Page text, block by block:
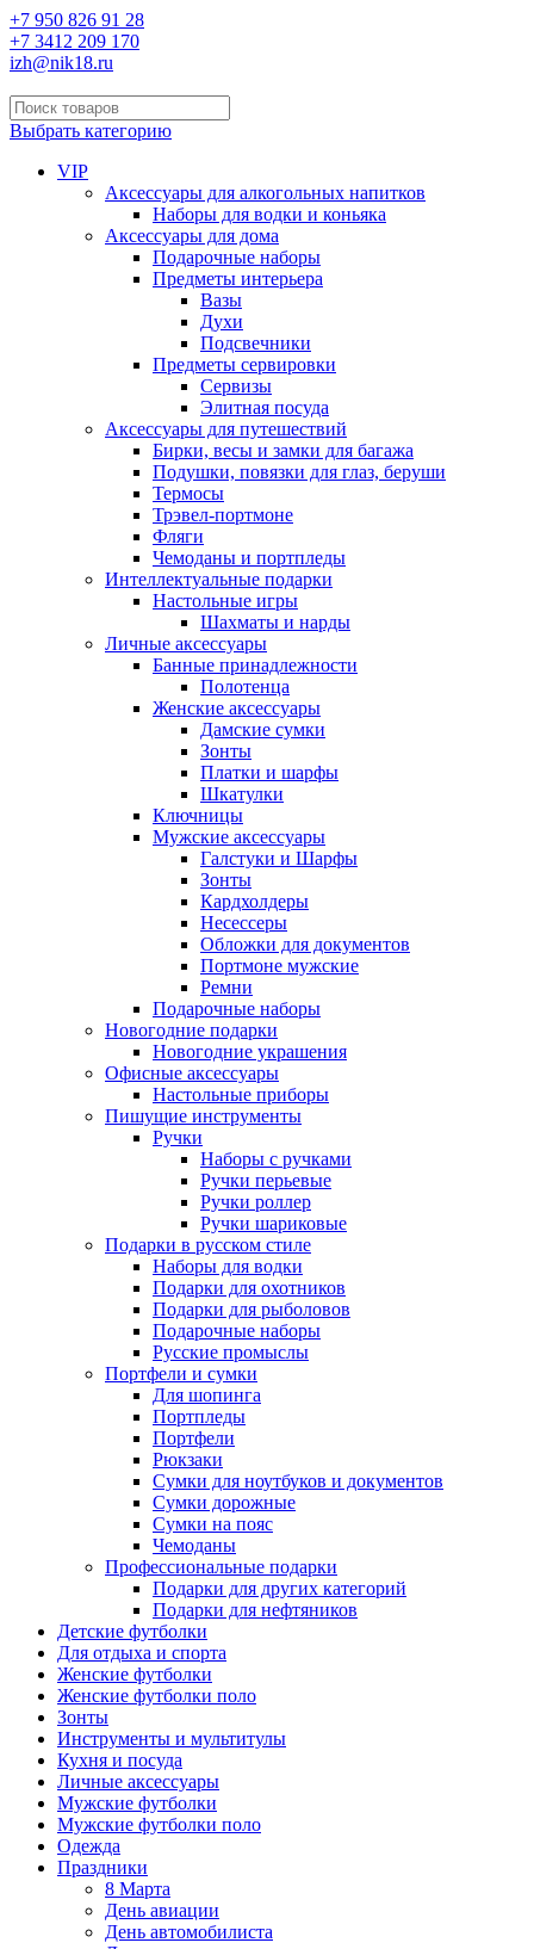
+7 950 826 91 28
+7 3412 209 170
izh@nik18.ru
Выбрать категорию
VIP
Аксессуары для алкогольных напитков
Наборы для водки и коньяка
Аксессуары для дома
Подарочные наборы
Предметы интерьера
Вазы
Духи
Подсвечники
Предметы сервировки
Сервизы
Элитная посуда
Аксессуары для путешествий
Бирки, весы и замки для багажа
Подушки, повязки для глаз, беруши
Термосы
Трэвел-портмоне
Фляги
Чемоданы и портпледы
Интеллектуальные подарки
Настольные игры
Шахматы и нарды
Личные аксессуары
Банные принадлежности
Полотенца
Женские аксессуары
Дамские сумки
Зонты
Платки и шарфы
Шкатулки
Ключницы
Мужские аксессуары
Галстуки и Шарфы
Зонты
Кардхолдеры
Несессеры
Обложки для документов
Портмоне мужские
Ремни
Подарочные наборы
Новогодние подарки
Новогодние украшения
Офисные аксессуары
Настольные приборы
Пишущие инструменты
Ручки
Наборы с ручками
Ручки перьевые
Ручки роллер
Ручки шариковые
Подарки в русском стиле
Наборы для водки
Подарки для охотников
Подарки для рыболовов
Подарочные наборы
Русские промыслы
Портфели и сумки
Для шопинга
Портпледы
Портфели
Рюкзаки
Сумки для ноутбуков и документов
Сумки дорожные
Сумки на пояс
Чемоданы
Профессиональные подарки
Подарки для других категорий
Подарки для нефтяников
Детские футболки
Для отдыха и спорта
Женские футболки
Женские футболки поло
Зонты
Инструменты и мультитулы
Кухня и посуда
Личные аксессуары
Мужские футболки
Мужские футболки поло
Одежда
Праздники
8 Марта
День авиации
День автомобилиста